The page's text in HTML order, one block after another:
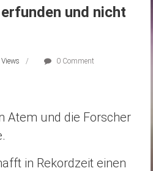
und nicht
0 Comment
Atem und die Forscher
in Rekordzeit einen